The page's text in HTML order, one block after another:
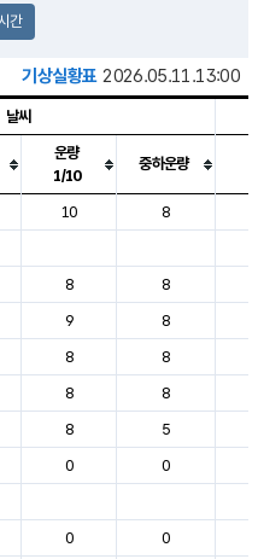
간
기상실황표 2026.05.11.13:00
강수, 바람, 기압등을 안내한 표입
날씨
운량
1/10
중하운량
10 8
8 8
9 8
8 8
8 8
8 5
0 0
0 0